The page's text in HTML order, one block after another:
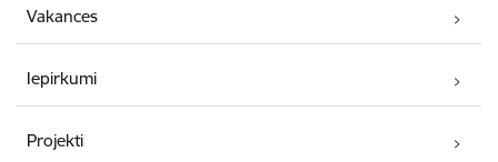
Vakances
Iepirkumi
Projekti